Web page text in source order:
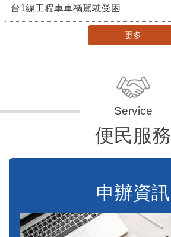
台1線工程車車禍駕駛受困
更多
便民服務
申辦資訊